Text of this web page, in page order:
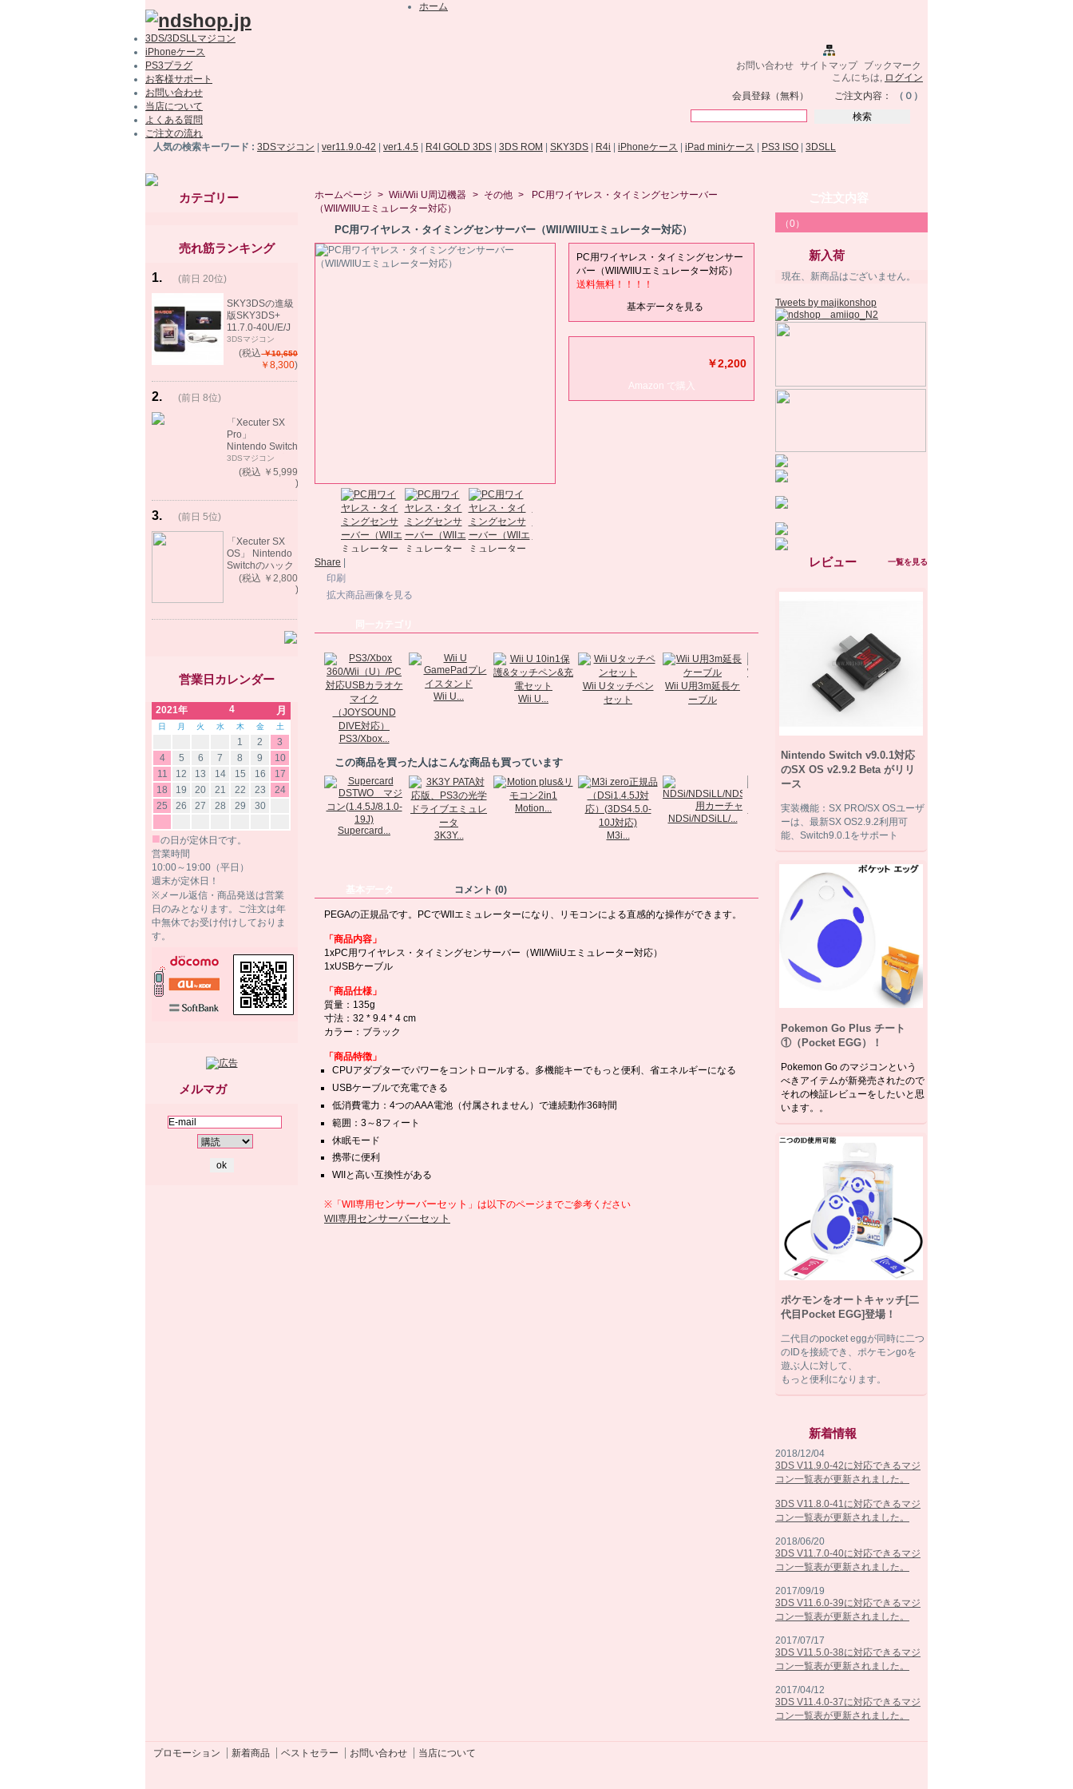
お問い合わせ サイトマップ
ブックマーク
こんにちは,
ログイン
ご注文内容： （０）
会員登録（無料）
ホーム
3DS/3DSLLマジコン
iPhoneケース
PS3プラグ
お客様サポート
お問い合わせ
当店について
よくある質問
ご注文の流れ
人気の検索キーワード : 3DSマジコン ver11.9.0-42 ver1.4.5 R4I GOLD 3DS 3DS ROM SKY3DS R4i iPhoneケース iPad miniケース PS3 ISO 3DSLL
カテゴリー
売れ筋ランキング
1.
rank
(前日 20位)
SKY3DSの進級
版SKY3DS+
11.7.0-40U/E/J
で起動可能
(MHX、FEifサポ
3DSマジコン
(税込￥10,650
￥8,300)
2. (前日 8位)
「Xecuter SX
Pro」
Nintendo Switch
バックアップゲ
ーム起動可能
3DSマジコン
(税込 ￥5,999
)
3.
rank
up!
(前日 5位)
「Xecuter SX
OS」 Nintendo
Switchのハック
ツール バック
(税込 ￥2,800
)
営業日カレンダー
2021年 4 月
日 月 火 水 木 金 土
1 2
3
4
5 6 7 8 9
10
11
12 13 14 15 16
17
18
19 20 21 22 23
24
25
26 27 28 29 30
■の日が定休日です。
営業時間
10:00～19:00（平日）
週末が定休日！
※メール返信・商品発送は営業
日のみとなります。ご注文は年
中無休でお受け付けしておりま
す。
メルマガ
ホームページ > Wii/Wii U周辺機器 > その他 >
PC用ワイヤレス・タイミングセンサーバー
（WII/WIIUエミュレーター対応）
PC用ワイヤレス・タイミングセンサーバー（WII/WIIUエミュレーター対応）
Share
印刷
拡大商品画像を見る
PC用ワイヤレス・タイミングセンサー
バー（WII/WIIUエミュレーター対応）
送料無料！！！！
基本データを見る
￥2,200
Amazon で購入
PS3/Xbox...
Wii U... Wii U...
Wii Uタッチペン
セット
Wii U用3m延長ケ
ーブル
PEGA太鼓之達人
この商品を買った人はこんな商品も買っています
Supercard... 3K3Y...
Motion...
M3i...
NDSi/NDSiLL/...
SK...
コメント (0)
PEGAの正規品です。PCでWIIエミュレーターになり、 リモコンによる直感的な操作ができます。
「商品内容」
1xPC用ワイヤレス・タイミングセンサーバー（WII/WiiUエミュレーター対応）
1xUSBケーブル
「商品仕様」
質量：135g
寸法：32 * 9.4 * 4 cm
カラー：ブラック
「商品特徴」
CPUアダプターでパワーをコントロールする。多機能キーでもっと便利、省エネルギーになる
USBケーブルで充電できる
低消費電力：4つのAAA電池（付属されません）で連続動作36時間
範囲：3～8フィート
休眠モード
携帯に便利
WIIと高い互換性がある
※「WII専用 センサーバーセット 」は以下のページまでご参考ください
WII専用 センサーバーセット
（0）
新入荷
現在、新商品はございません。
Tweets by majikonshop
レビュー 一覧を見る
Nintendo Switch v9.0.1対応
のSX OS v2.9.2 Beta がリリ
ース
実装機能：SX PRO/SX OSユーザ
ーは、最新SX OS2.9.2利用可
能、Switch9.0.1をサポート
Pokemon Go Plus チート
①（Pocket EGG）！
Pokemon Go のマジコンという
べきアイテムが新発売されたので
それの検証レビューをしたいと思
います。。
ポケモンをオートキャッチ[二
代目Pocket EGG]登場！
二代目のpocket eggが同時に二つ
のIDを接続でき、ポケモンgoを
遊ぶ人に対して、
もっと便利になります。
新着情報
2018/12/04
3DS V11.9.0-42に対応できるマジ
コン一覧表が更新されました。
3DS V11.8.0-41に対応できるマジ
コン一覧表が更新されました。
2018/06/20
3DS V11.7.0-40に対応できるマジ
コン一覧表が更新されました。
2017/09/19
3DS V11.6.0-39に対応できるマジ
コン一覧表が更新されました。
2017/07/17
3DS V11.5.0-38に対応できるマジ
コン一覧表が更新されました。
2017/04/12
3DS V11.4.0-37に対応できるマジ
コン一覧表が更新されました。
プロモーション 新着商品 ベストセラー お問い合わせ 当店について